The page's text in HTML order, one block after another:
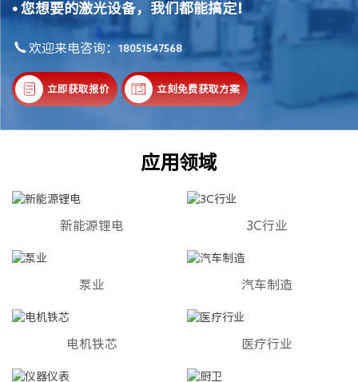
• 您想要的激光设备，我们都能搞定！
欢迎来电咨询： 18051547568
立即获取报价 立刻免费获取方案
应用领域
新能源锂电 3C行业
泵业 汽车制造
电机铁芯 医疗行业